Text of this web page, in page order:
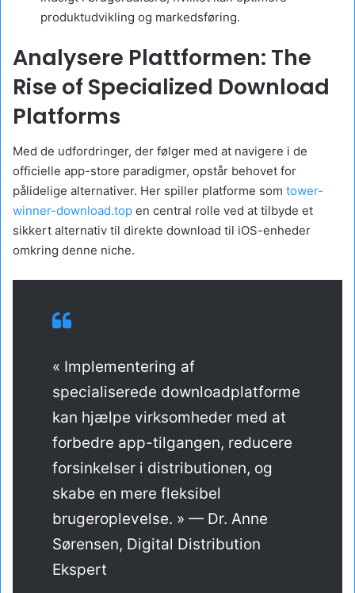
produktudvikling og markedsføring.
Analysere Plattformen: The
Rise of Specialized Download
Platforms
Med de udfordringer, der følger med at navigere i de
officielle app-store paradigmer, opstår behovet for
pålidelige alternativer. Her spiller platforme som tower-
winner-download.top en central rolle ved at tilbyde et
sikkert alternativ til direkte download til iOS-enheder
omkring denne niche.
« Implementering af
specialiserede downloadplatforme
kan hjælpe virksomheder med at
forbedre app-tilgangen, reducere
forsinkelser i distributionen, og
skabe en mere fleksibel
brugeroplevelse. » — Dr. Anne
Sørensen, Digital Distribution
Ekspert